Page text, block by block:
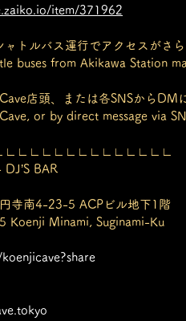
item/371962
ャトルバス運行でアクセスがさ
buses from Akikawa Station
店頭、または各SNSからDM
or by direct message via
BAR
寺南4-23-5 ACPビル地下1階
Koenji Minami, Suginami-Ku